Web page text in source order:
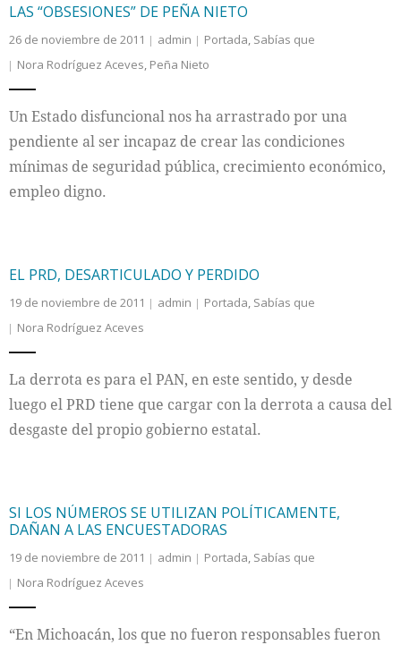
LAS “OBSESIONES” DE PEÑA NIETO
26 de noviembre de 2011 admin Portada, Sabías que
Nora Rodríguez Aceves, Peña Nieto
Un Estado disfuncional nos ha arrastrado por una
pendiente al ser incapaz de crear las condiciones
mínimas de seguridad pública, crecimiento económico,
empleo digno.
EL PRD, DESARTICULADO Y PERDIDO
19 de noviembre de 2011 admin Portada, Sabías que
Nora Rodríguez Aceves
La derrota es para el PAN, en este sentido, y desde
luego el PRD tiene que cargar con la derrota a causa del
desgaste del propio gobierno estatal.
SI LOS NÚMEROS SE UTILIZAN POLÍTICAMENTE,
DAÑAN A LAS ENCUESTADORAS
19 de noviembre de 2011 admin Portada, Sabías que
Nora Rodríguez Aceves
“En Michoacán, los que no fueron responsables fueron